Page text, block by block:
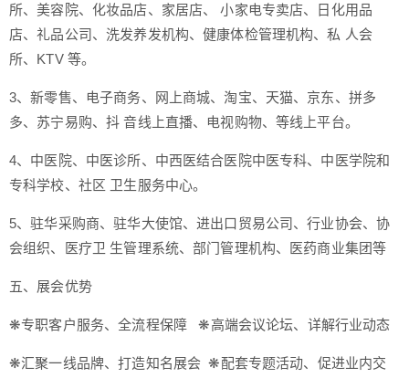
所、美容院、化妆品店、家居店、 小家电专卖店、日化用品
店、礼品公司、洗发养发机构、健康体检管理机构、私 人会
所、KTV 等。
3、新零售、电子商务、网上商城、淘宝、天猫、京东、拼多
多、苏宁易购、抖 音线上直播、电视购物、等线上平台。
4、中医院、中医诊所、中西医结合医院中医专科、中医学院和
专科学校、社区 卫生服务中心。
5、驻华采购商、驻华大使馆、进出口贸易公司、行业协会、协
会组织、医疗卫 生管理系统、部门管理机构、医药商业集团等
五、展会优势
❋专职客户服务、全流程保障 ❋高端会议论坛、详解行业动态
❋汇聚一线品牌、打造知名展会 ❋配套专题活动、促进业内交